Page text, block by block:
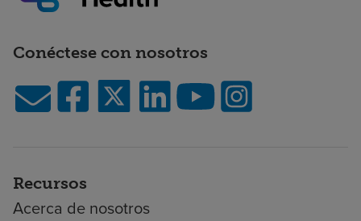
Conéctese con nosotros
Recursos
Acerca de nosotros